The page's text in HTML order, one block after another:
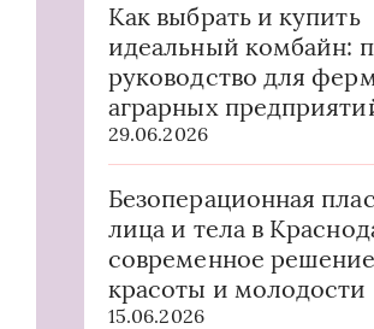
Как выбрать и купить
идеальный комбайн:
руководство для
аграрных
29.06.2026
Безоперационная
лица и тела в
современное
красоты и молодости
15.06.2026